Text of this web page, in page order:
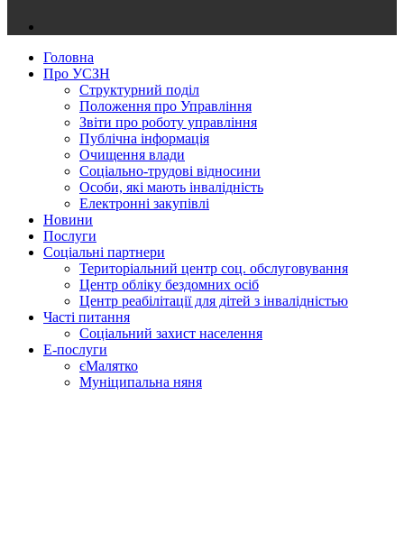
Головна
Про УСЗН
Структурний поділ
Положення про Управління
Звіти про роботу управління
Публічна інформація
Очищення влади
Соціально-трудові відносини
Особи, які мають інвалідність
Електронні закупівлі
Новини
Послуги
Соціальні партнери
Територіальний центр соц. обслуговування
Центр обліку бездомних осіб
Центр реабілітації для дітей з інвалідністью
Часті питання
Соціальний захист населення
Е-послуги
єМалятко
Муніципальна няня